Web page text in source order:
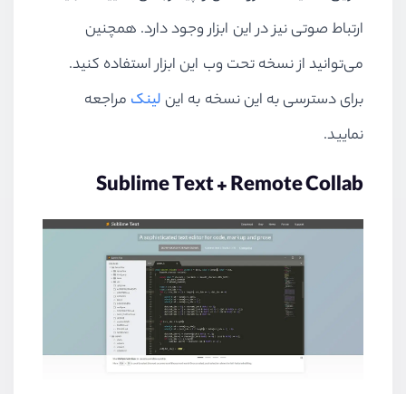
ارتباط صوتی نیز در این ابزار وجود دارد. همچنین
می‌توانید از نسخه تحت وب این ابزار استفاده کنید.
برای دسترسی به این نسخه به این لینک مراجعه
نمایید.
Sublime Text + Remote Collab